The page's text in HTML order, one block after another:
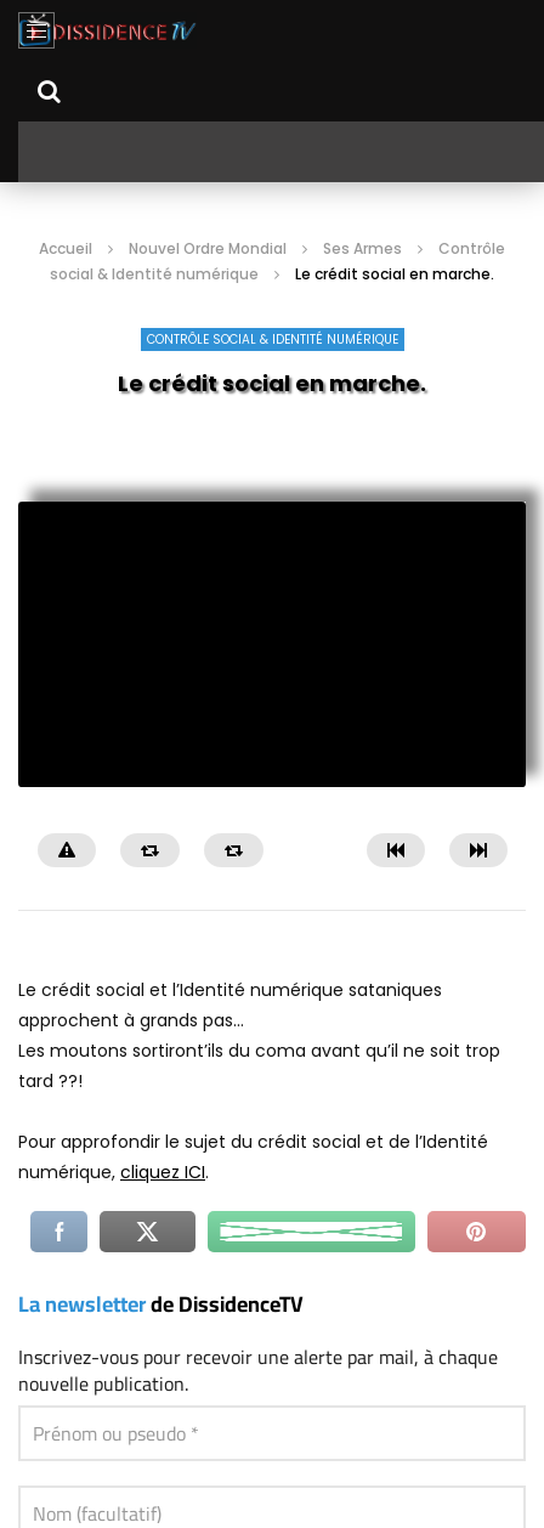
Accueil Nouvel Ordre Mondial Ses Armes
Contrôle
social & Identité numérique
Le crédit social en marche.
CONTRÔLE SOCIAL & IDENTITÉ NUMÉRIQUE
Le crédit social en marche.
Le crédit social et l’Identité numérique sataniques
approchent à grands pas…
Les moutons sortiront’ils du coma avant qu’il ne soit trop
tard ??!
Pour approfondir le sujet du crédit social et de l’Identité
numérique, cliquez ICI.
La newsletterde DissidenceTV
Inscrivez-vouspour recevoir une alerte par mail, à chaque
nouvelle publication.